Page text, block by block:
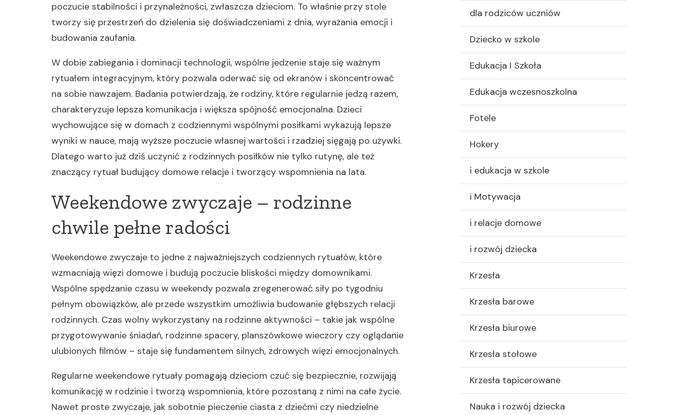
poczucie stabilności i przynależności, zwłaszcza dzieciom. To właśnie przy stole
tworzy się przestrzeń do dzielenia się doświadczeniami z dnia, wyrażania emocji i
budowania zaufania.
W dobie zabiegania i dominacji technologii, wspólne jedzenie staje się ważnym
rytuałem integracyjnym, który pozwala oderwać się od ekranów i skoncentrować
na sobie nawzajem. Badania potwierdzają, że rodziny, które regularnie jedzą razem,
charakteryzuje lepsza komunikacja i większa spójność emocjonalna. Dzieci
wychowujące się w domach z codziennymi wspólnymi posiłkami wykazują lepsze
wyniki w nauce, mają wyższe poczucie własnej wartości i rzadziej sięgają po używki.
Dlatego warto już dziś uczynić z rodzinnych posiłków nie tylko rutynę, ale też
znaczący rytuał budujący domowe relacje i tworzący wspomnienia na lata.
Weekendowe zwyczaje – rodzinne
chwile pełne radości
Weekendowe zwyczaje to jedne z najważniejszych codziennych rytuałów, które
wzmacniają więzi domowe i budują poczucie bliskości między domownikami.
Wspólne spędzanie czasu w weekendy pozwala zregenerować siły po tygodniu
pełnym obowiązków, ale przede wszystkim umożliwia budowanie głębszych relacji
rodzinnych. Czas wolny wykorzystany na rodzinne aktywności – takie jak wspólne
przygotowywanie śniadań, rodzinne spacery, planszówkowe wieczory czy oglądanie
ulubionych filmów – staje się fundamentem silnych, zdrowych więzi emocjonalnych.
Regularne weekendowe rytuały pomagają dzieciom czuć się bezpiecznie, rozwijają
komunikację w rodzinie i tworzą wspomnienia, które pozostaną z nimi na całe życie.
Nawet proste zwyczaje, jak sobotnie pieczenie ciasta z dziećmi czy niedzielne
dla rodziców uczniów
Dziecko w szkole
Edukacja I Szkoła
Edukacja wczesnoszkolna
Fotele
Hokery
i edukacja w szkole
i Motywacja
i relacje domowe
i rozwój dziecka
Krzesła
Krzesła barowe
Krzesła biurowe
Krzesła stołowe
Krzesła tapicerowane
Nauka i rozwój dziecka